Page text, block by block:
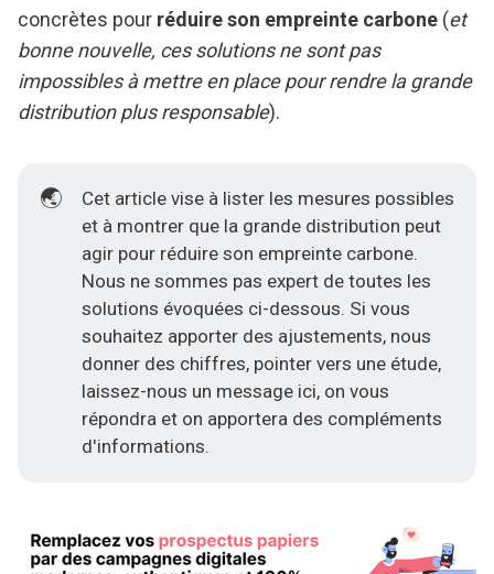
concrètes pour réduire son empreinte carbone (et
bonne nouvelle, ces solutions ne sont pas
impossibles à mettre en place pour rendre la grande
distribution plus responsable).
🌏
Cet article vise à lister les mesures possibles
et à montrer que la grande distribution peut
agir pour réduire son empreinte carbone.
Nous ne sommes pas expert de toutes les
solutions évoquées ci-dessous. Si vous
souhaitez apporter des ajustements, nous
donner des chiffres, pointer vers une étude,
laissez-nous un message ici, on vous
répondra et on apportera des compléments
d'informations.